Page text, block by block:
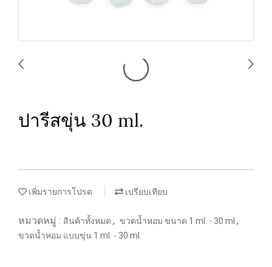
ปารีสขุ่น 30 ml.
เพิ่มรายการโปรด เปรียบเทียบ
หมวดหมู่ : สินค้าทั้งหมด , ขวดน้ำหอม ขนาด 1 ml. - 30 ml ,
ขวดน้ำหอม แบบขุ่น 1 ml. - 30 ml.